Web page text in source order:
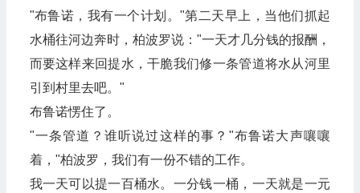
"布鲁诺，我有一个计划。"第二天早上，当他们抓起
水桶往河边奔时，柏波罗说："一天才几分钱的报酬，
而要这样来回提水，干脆我们修一条管道将水从河里
引到村里去吧。"
布鲁诺愣住了。
"一条管道？谁听说过这样的事？"布鲁诺大声嚷嚷
着，"柏波罗，我们有一份不错的工作。
我一天可以提一百桶水。一分钱一桶，一天就是一元